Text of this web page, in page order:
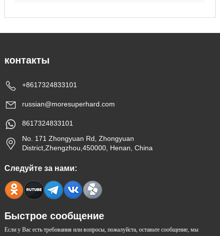
контакты
+8617324833101
russian@moresuperhard.com
8617324833101
No. 171 Zhongyuan Rd, Zhongyuan
District,Zhengzhou,450000, Henan, China
Следуйте за нами:
Быстрое сообщение
Если у Вас есть требования или вопросы, пожалуйста, оставьте сообщение, мы